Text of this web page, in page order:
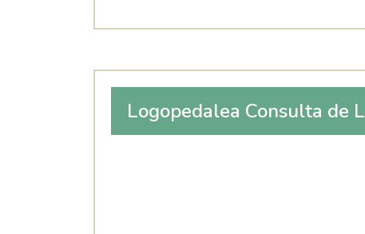
Logopedalea Consulta de